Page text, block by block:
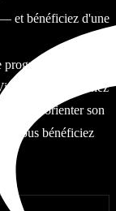
et bénéficiez d'une
et nous donnez
pour orienter son
vous bénéficiez